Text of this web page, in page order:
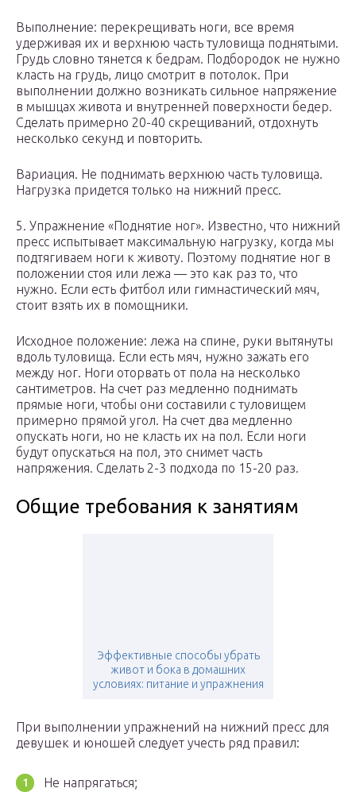
Выполнение: перекрещивать ноги, все время
удерживая их и верхнюю часть туловища поднятыми.
Грудь словно тянется к бедрам. Подбородок не нужно
класть на грудь, лицо смотрит в потолок. При
выполнении должно возникать сильное напряжение
в мышцах живота и внутренней поверхности бедер.
Сделать примерно 20-40 скрещиваний, отдохнуть
несколько секунд и повторить.
Вариация. Не поднимать верхнюю часть туловища.
Нагрузка придется только на нижний пресс.
5. Упражнение «Поднятие ног». Известно, что нижний
пресс испытывает максимальную нагрузку, когда мы
подтягиваем ноги к животу. Поэтому поднятие ног в
положении стоя или лежа — это как раз то, что
нужно. Если есть фитбол или гимнастический мяч,
стоит взять их в помощники.
Исходное положение: лежа на спине, руки вытянуты
вдоль туловища. Если есть мяч, нужно зажать его
между ног. Ноги оторвать от пола на несколько
сантиметров. На счет раз медленно поднимать
прямые ноги, чтобы они составили с туловищем
примерно прямой угол. На счет два медленно
опускать ноги, но не класть их на пол. Если ноги
будут опускаться на пол, это снимет часть
напряжения. Сделать 2-3 подхода по 15-20 раз.
Общие требования к занятиям
Эффективные способы убрать
живот и бока в домашних
условиях: питание и упражнения
При выполнении упражнений на нижний пресс для
девушек и юношей следует учесть ряд правил:
Не напрягаться;